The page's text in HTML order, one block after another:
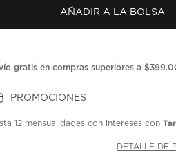
en
la
AÑADIR A LA BOLSA
gratis en compras superiores a
PROMOCIONES
12 mensualidades con intereses con
DETALLE DE